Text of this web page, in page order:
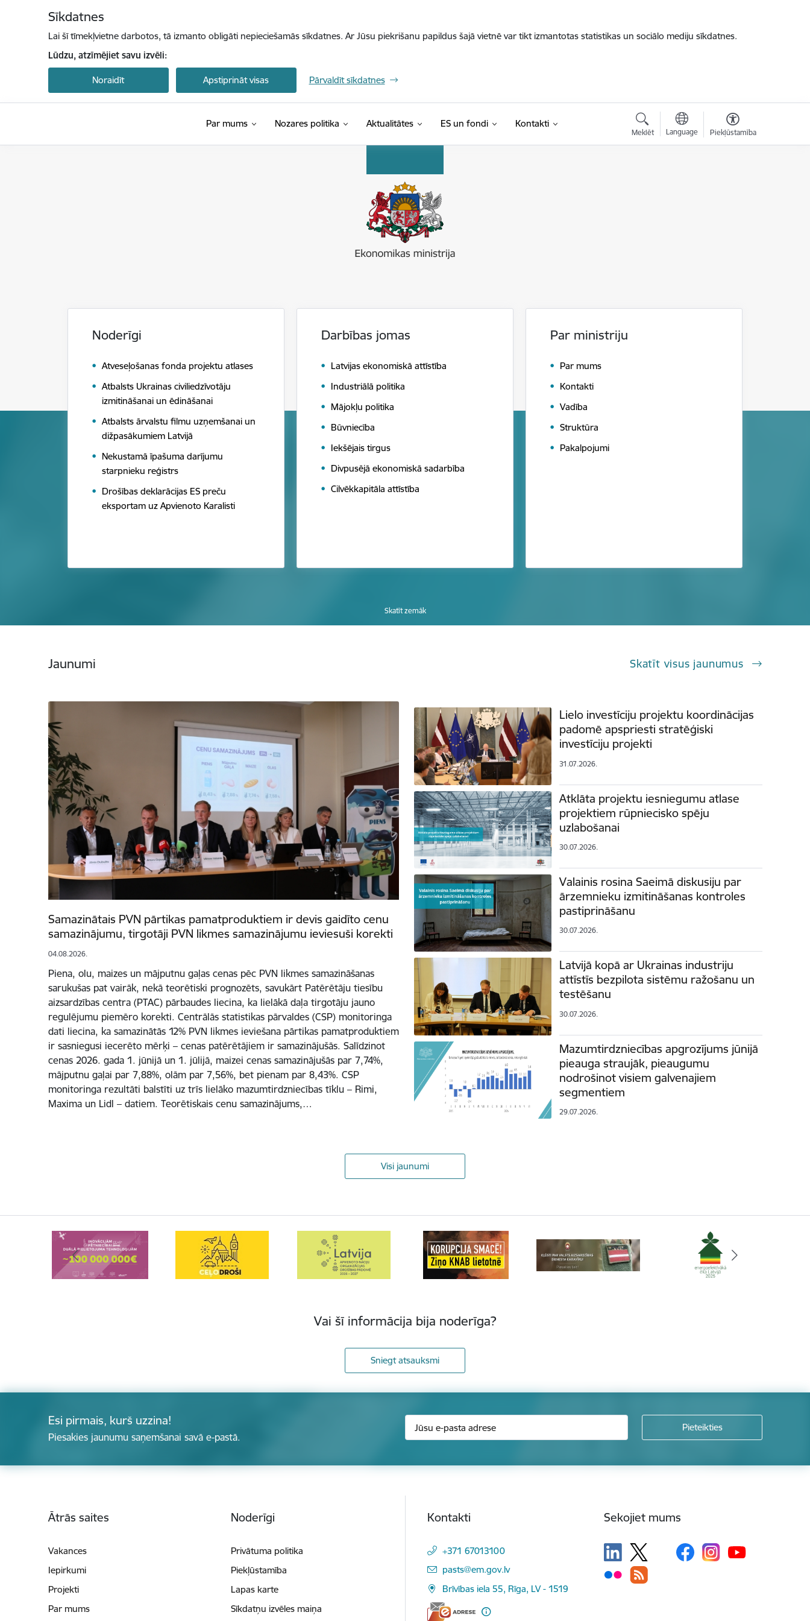
Sīkdatnes
Lai šī tīmekļvietne darbotos, tā izmanto obligāti nepieciešamās sīkdatnes. Ar Jūsu piekrišanu papildus šajā vietnē var tikt izmantotas statistikas un sociālo mediju sīkdatnes.
Lūdzu, atzīmējiet savu izvēli:
Noraidīt Apstiprināt visas Pārvaldīt sīkdatnes
Par mums Nozares politika Aktualitātes ES un fondi Kontakti
Meklēt Language Piekļūstamība
Noderīgi
Atveseļošanas fonda projektu atlases
Atbalsts Ukrainas civiliedzīvotāju
izmitināšanai un ēdināšanai
Atbalsts ārvalstu filmu uzņemšanai un
dižpasākumiem Latvijā
Nekustamā īpašuma darījumu
starpnieku reģistrs
Drošības deklarācijas ES preču
eksportam uz Apvienoto Karalisti
Darbības jomas
Latvijas ekonomiskā attīstība
Industriālā politika
Mājokļu politika
Būvniecība
Iekšējais tirgus
Divpusējā ekonomiskā sadarbība
Cilvēkkapitāla attīstība
Par ministriju
Par mums
Kontakti
Vadība
Struktūra
Pakalpojumi
Skatīt zemāk
Jaunumi Skatīt visus jaunumus
Samazinātais PVN pārtikas pamatproduktiem ir devis gaidīto cenu
samazinājumu, tirgotāji PVN likmes samazinājumu ieviesuši korekti
04.08.2026.
Piena, olu, maizes un mājputnu gaļas cenas pēc PVN likmes samazināšanas
sarukušas pat vairāk, nekā teorētiski prognozēts, savukārt Patērētāju tiesību
aizsardzības centra (PTAC) pārbaudes liecina, ka lielākā daļa tirgotāju jauno
regulējumu piemēro korekti. Centrālās statistikas pārvaldes (CSP) monitoringa
dati liecina, ka samazinātās 12% PVN likmes ieviešana pārtikas pamatproduktiem
ir sasniegusi iecerēto mērķi – cenas patērētājiem ir samazinājušās. Salīdzinot
cenas 2026. gada 1. jūnijā un 1. jūlijā, maizei cenas samazinājušās par 7,74%,
mājputnu gaļai par 7,88%, olām par 7,56%, bet pienam par 8,43%. CSP
monitoringa rezultāti balstīti uz trīs lielāko mazumtirdzniecības tīklu – Rimi,
Maxima un Lidl – datiem. Teorētiskais cenu samazinājums,…
Lielo investīciju projektu koordinācijas
padomē apspriesti stratēģiski
investīciju projekti
31.07.2026.
Atklāta projektu iesniegumu atlase
projektiem rūpniecisko spēju
uzlabošanai
30.07.2026.
Valainis rosina Saeimā diskusiju par
ārzemnieku izmitināšanas kontroles
pastiprināšanu
30.07.2026.
Latvijā kopā ar Ukrainas industriju
attīstīs bezpilota sistēmu ražošanu un
testēšanu
30.07.2026.
Mazumtirdzniecības apgrozījums jūnijā
pieauga straujāk, pieaugumu
nodrošinot visiem galvenajiem
segmentiem
29.07.2026.
Visi jaunumi
Vai šī informācija bija noderīga?
Sniegt atsauksmi
Esi pirmais, kurš uzzina!
Piesakies jaunumu saņemšanai savā e-pastā.
Ātrās saites
Vakances
Iepirkumi
Projekti
Par mums
Noderīgi
Privātuma politika
Piekļūstamība
Lapas karte
Sīkdatņu izvēles maiņa
Kontakti
+371 67013100
E-pasts:
pasts@em.gov.lv
Brīvības iela 55, Rīga, LV - 1519
Sekojiet mums